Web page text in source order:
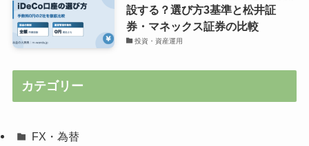
設する？選び方3基準と松井証
券・マネックス証券の比較
投資・資産運用
カテゴリー
FX・為替